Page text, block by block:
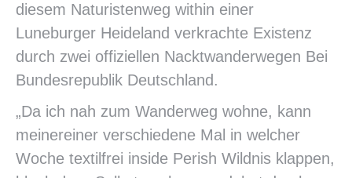
diesem Naturistenweg within einer
Luneburger Heideland verkrachte Existenz
durch zwei offiziellen Nacktwanderwegen Bei
Bundesrepublik Deutschland.
„Da ich nah zum Wanderweg wohne, kann
meinereiner verschiedene Mal in welcher
Woche textilfrei inside Perish Wildnis klappen,